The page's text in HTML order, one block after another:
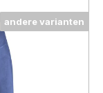
andere varianten